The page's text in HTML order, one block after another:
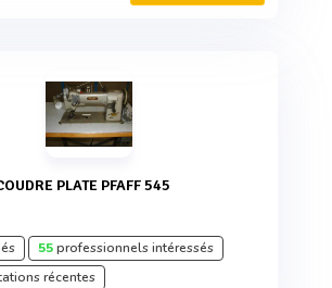
PLATE PFAFF 545
55professionnels intéressés
récentes